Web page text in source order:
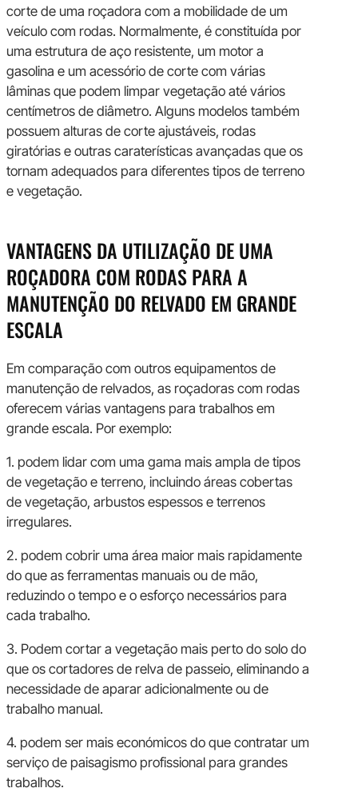
corte de uma roçadora com a mobilidade de um
veículo com rodas. Normalmente, é constituída por
uma estrutura de aço resistente, um motor a
gasolina e um acessório de corte com várias
lâminas que podem limpar vegetação até vários
centímetros de diâmetro. Alguns modelos também
possuem alturas de corte ajustáveis, rodas
giratórias e outras caraterísticas avançadas que os
tornam adequados para diferentes tipos de terreno
e vegetação.
VANTAGENS DA UTILIZAÇÃO DE UMA
ROÇADORA COM RODAS PARA A
MANUTENÇÃO DO RELVADO EM GRANDE
ESCALA
Em comparação com outros equipamentos de
manutenção de relvados, as roçadoras com rodas
oferecem várias vantagens para trabalhos em
grande escala. Por exemplo:
1. podem lidar com uma gama mais ampla de tipos
de vegetação e terreno, incluindo áreas cobertas
de vegetação, arbustos espessos e terrenos
irregulares.
2. podem cobrir uma área maior mais rapidamente
do que as ferramentas manuais ou de mão,
reduzindo o tempo e o esforço necessários para
cada trabalho.
3. Podem cortar a vegetação mais perto do solo do
que os cortadores de relva de passeio, eliminando a
necessidade de aparar adicionalmente ou de
trabalho manual.
4. podem ser mais económicos do que contratar um
serviço de paisagismo profissional para grandes
trabalhos.